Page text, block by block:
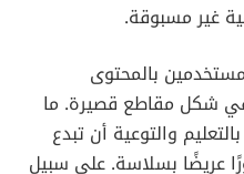
انتشاره بشكل فيروسي